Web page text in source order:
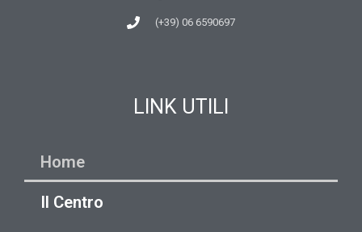
(+39) 06 6590697
LINK UTILI
Home
Il Centro